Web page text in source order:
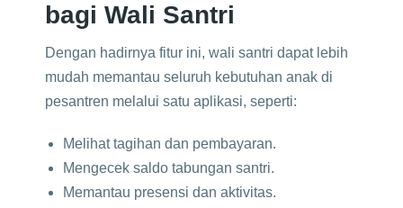
bagi Wali Santri
Dengan hadirnya fitur ini, wali santri dapat lebih
mudah memantau seluruh kebutuhan anak di
pesantren melalui satu aplikasi, seperti:
Melihat tagihan dan pembayaran.
Mengecek saldo tabungan santri.
Memantau presensi dan aktivitas.